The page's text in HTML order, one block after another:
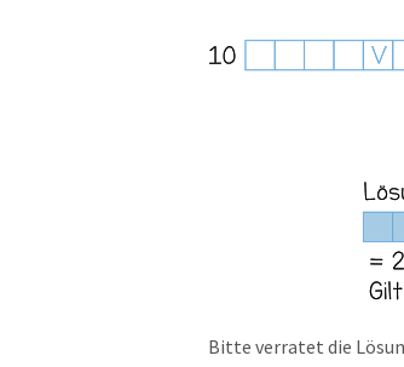
Bitte verratet die